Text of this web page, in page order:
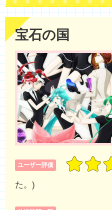
宝石の国
ユーザー評価
た。)